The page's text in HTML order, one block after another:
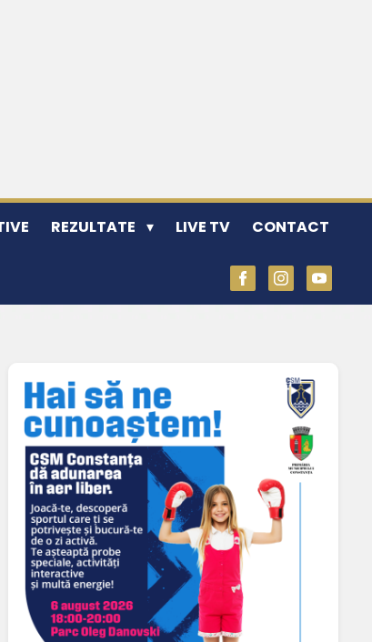
REZULTATE LIVE TV CONTACT